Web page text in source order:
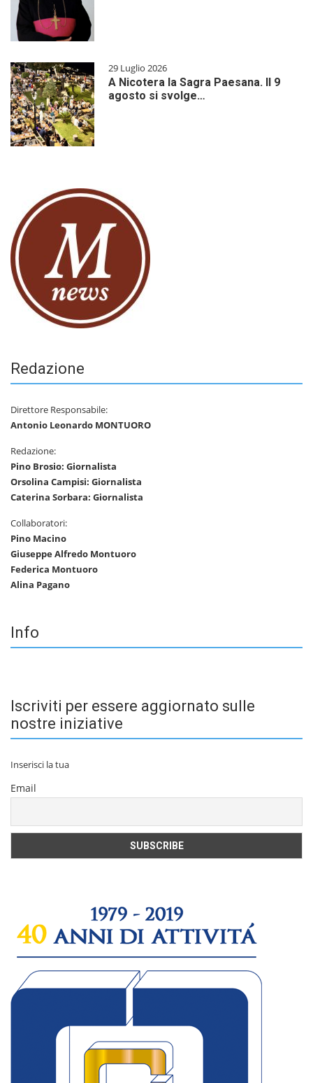
29 Luglio 2026
A Nicotera la Sagra Paesana. Il 9
agosto si svolge…
Redazione
Direttore Responsabile:
Antonio Leonardo MONTUORO
Redazione:
Pino Brosio: Giornalista
Orsolina Campisi: Giornalista
Caterina Sorbara: Giornalista
Collaboratori:
Pino Macino
Giuseppe Alfredo Montuoro
Federica Montuoro
Alina Pagano
Info
Iscriviti per essere aggiornato sulle
nostre iniziative
Inserisci la tua
Email